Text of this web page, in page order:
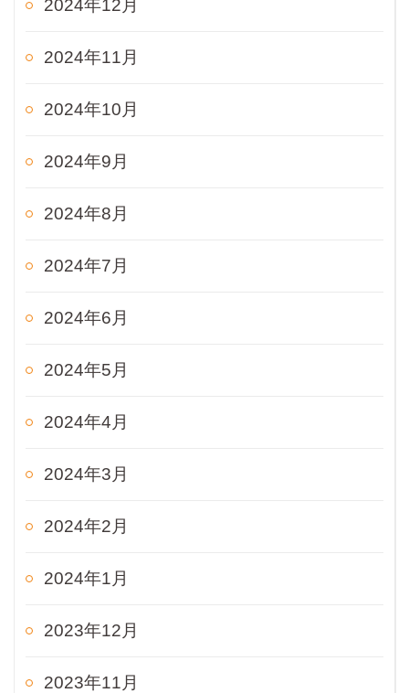
2024年12月
2024年11月
2024年10月
2024年9月
2024年8月
2024年7月
2024年6月
2024年5月
2024年4月
2024年3月
2024年2月
2024年1月
2023年12月
2023年11月